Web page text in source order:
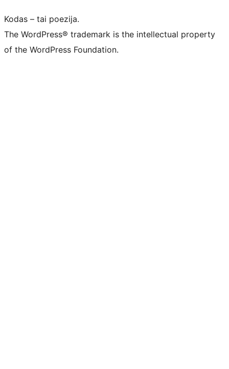
Kodas – tai poezija.
The WordPress® trademark is the intellectual property
of the WordPress Foundation.